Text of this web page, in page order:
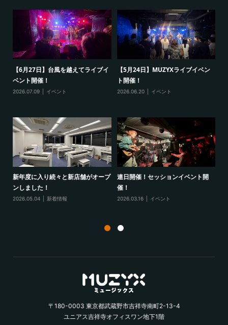
【6月27日】台風を越えてライブイ
ベント開催！
2026.07.09 イベント
【5月24日】MUZYXライブイベン
ト開催！
2026.06.20 イベント
新年度に入り続々と新店舗がオープ
ンしました！
2026.05.04 新着情報
連日開催！セッションイベント開
催！
2026.03.16 イベント
〒180-0003 東京都武蔵野市吉祥寺南町2-13-4
ユニアス吉祥寺オフィスワン地下1階